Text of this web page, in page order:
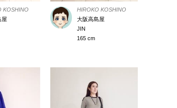
KOSHINO
屋
HIROKO KOSHINO
大阪高島屋
JIN
165 cm